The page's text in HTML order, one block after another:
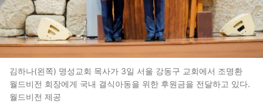
김하나(왼쪽) 명성교회 목사가 3일 서울 강동구 교회에서 조명환
월드비전 회장에게 국내 결식아동을 위한 후원금을 전달하고 있다.
월드비전 제공